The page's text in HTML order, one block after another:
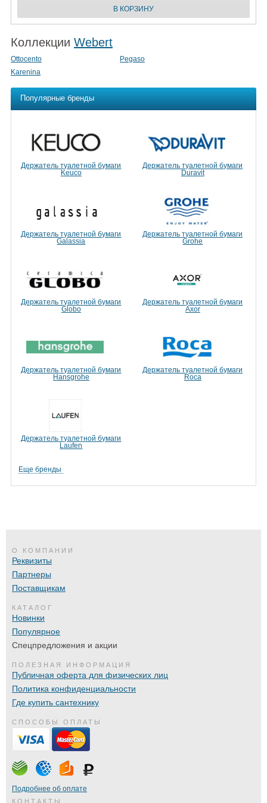
Коллекции Webert
Ottocento
Pegaso
Karenina
Популярные бренды
Держатель туалетной бумаги
Keuco
Держатель туалетной бумаги
Duravit
Держатель туалетной бумаги
Galassia
Держатель туалетной бумаги
Grohe
Держатель туалетной бумаги
Globo
Держатель туалетной бумаги
Axor
Держатель туалетной бумаги
Hansgrohe
Держатель туалетной бумаги
Roca
Держатель туалетной бумаги
Laufen
Еще бренды
О КОМПАНИИ
Реквизиты
Партнеры
Поставщикам
КАТАЛОГ
Новинки
Популярное
Спецпредложения и акции
ПОЛЕЗНАЯ ИНФОРМАЦИЯ
Публичная оферта для физических лиц
Политика конфиденциальности
Где купить сантехнику
СПОСОБЫ ОПЛАТЫ
Подробнее об оплате
КОНТАКТЫ